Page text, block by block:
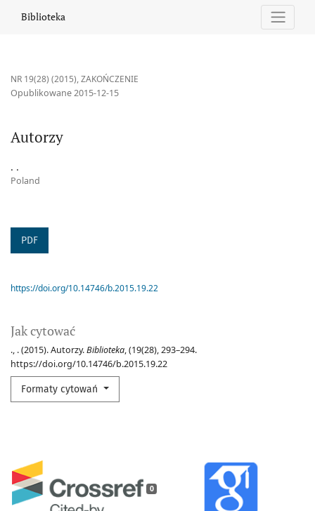
Biblioteka
NR 19(28) (2015),ZAKOŃCZENIE
Autorzy
Opublikowane 2015-12-15
. .
Poland
PDF
Jak cytować
., . (2015). Autorzy.Biblioteka, (19(28), 293–294.
https://doi.org/10.14746/b.2015.19.22
Formaty cytowań
0
https://doi.org/10.14746/b.2015.19.22